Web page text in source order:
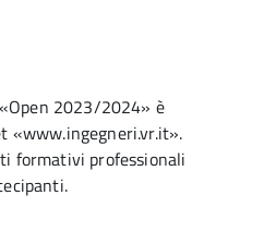
2023/2024» è
«www.ingegneri.vr.it».
formativi professionali